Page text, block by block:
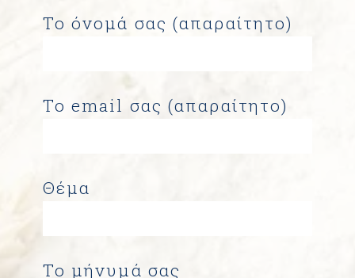
Το όνομά σας (απαραίτητο)
Το email σας (απαραίτητο)
Θέμα
Το μήνυμά σας